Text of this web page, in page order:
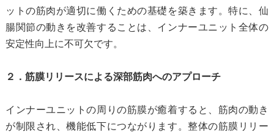
ットの筋肉が適切に働くための基礎を築きます。特に、仙
腸関節の動きを改善することは、インナーユニット全体の
安定性向上に不可欠です。
２．筋膜リリースによる深部筋肉へのアプローチ
インナーユニットの周りの筋膜が癒着すると、筋肉の動き
が制限され、機能低下につながります。整体の筋膜リリー